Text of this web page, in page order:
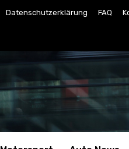
Datenschutzerklärung FAQ